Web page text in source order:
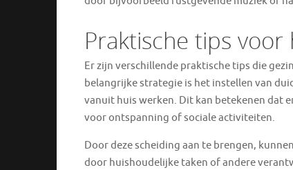
Praktische tips
Er zijn verschillende praktische tips die
belangrijke strategie is het instellen van
vanuit huis werken. Dit kan betekenen dat
voor ontspanning of sociale activiteiten.
Door deze scheiding aan te brengen,
door huishoudelijke taken of andere